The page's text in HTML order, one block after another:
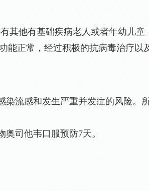
其他有基础疾病老人或者年幼儿童
能正常，经过积极的抗病毒治疗以
染流感和发生严重并发症的风险。
奥司他韦口服预防7天。